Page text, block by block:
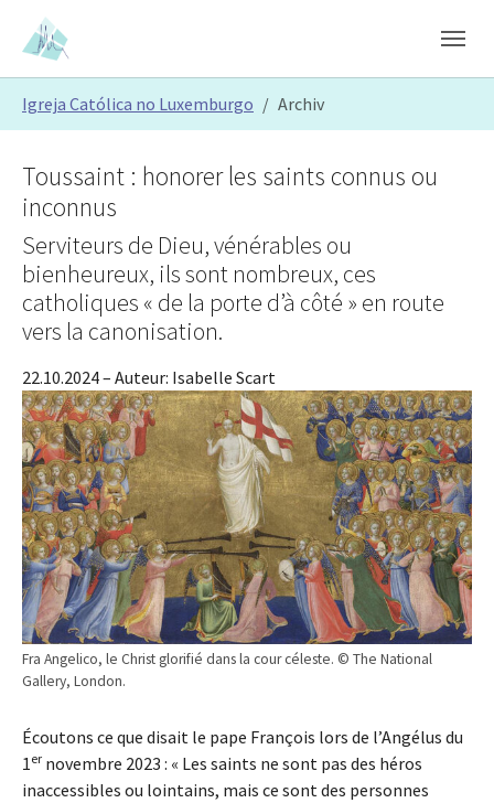
Skip to main content
Skip to page footer
Igreja Católica no Luxemburgo Archiv
Fra Angelico, le Christ glorifié dans la cour céleste. © The National
Gallery, London.
Toussaint : honorer les saints connus ou
inconnus
Serviteurs de Dieu, vénérables ou
bienheureux, ils sont nombreux, ces
catholiques « de la porte d’à côté » en route
vers la canonisation.
22.10.2024– Auteur: Isabelle Scart
Écoutons ce que disait le pape François lors de l’Angélus du
1 er novembre 2023 : « Les saints ne sont pas des héros
inaccessibles ou lointains, mais ce sont des personnes